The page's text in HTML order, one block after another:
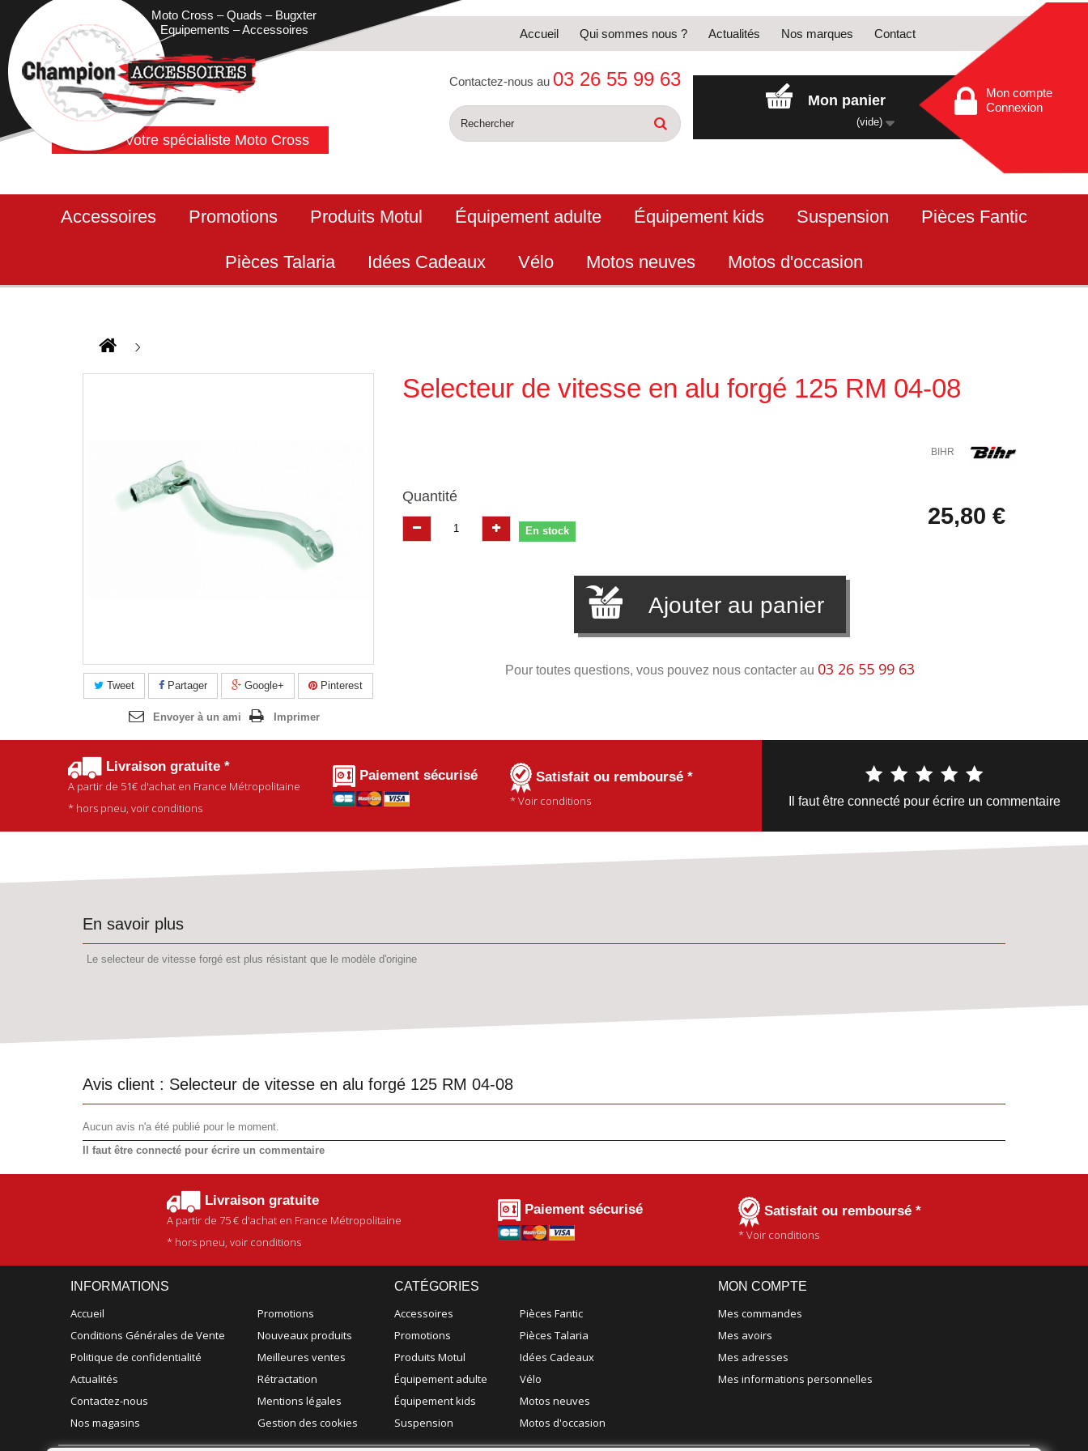
Accueil Qui sommes nous ? Actualités Nos marques Contact
Moto Cross – Quads – Bugxter
Equipements – Accessoires
Votre spécialiste Moto Cross
Contactez-nous au 03 26 55 99 63
Mon panier
(vide)
Mon compte
Connexion
Accessoires Promotions Produits Motul Équipement adulte Équipement kids Suspension Pièces Fantic
Pièces Talaria Idées Cadeaux Vélo Motos neuves Motos d'occasion
Agrandir l'image
Tweet Partager Google+ Pinterest
Envoyer à un ami Imprimer
Selecteur de vitesse en alu forgé 125 RM 04-08
BIHR
Quantité
En stock
25,80 €
Ajouter au panier
Pour toutes questions, vous pouvez nous contacter au 03 26 55 99 63
Livraison gratuite *
A partir de 51€ d'achat en France Métropolitaine
* hors pneu, voir conditions
Paiement sécurisé Satisfait ou remboursé *
* Voir conditions Il faut être connecté pour écrire un commentaire
En savoir plus
Le selecteur de vitesse forgé est plus résistant que le modèle d'origine
Avis client : Selecteur de vitesse en alu forgé 125 RM 04-08
Aucun avis n'a été publié pour le moment.
Il faut être connecté pour écrire un commentaire
Livraison gratuite
A partir de 75 €d'achat en France Métropolitaine
* hors pneu, voir conditions
Paiement sécurisé Satisfait ou remboursé *
* Voir conditions
INFORMATIONS
Accueil
Conditions Générales de Vente
Politique de confidentialité
Actualités
Contactez-nous
Nos magasins
Promotions
Nouveaux produits
Meilleures ventes
Rétractation
Mentions légales
Gestion des cookies
CATÉGORIES
Accessoires
Promotions
Produits Motul
Équipement adulte
Équipement kids
Suspension
Pièces Fantic
Pièces Talaria
Idées Cadeaux
Vélo
Motos neuves
Motos d'occasion
MON COMPTE
Mes commandes
Mes avoirs
Mes adresses
Mes informations personnelles